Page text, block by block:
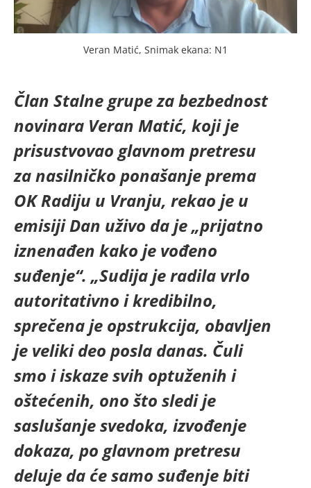
Veran Matić, Snimak ekana: N1
Član Stalne grupe za bezbednost
novinara Veran Matić, koji je
prisustvovao glavnom pretresu
za nasilničko ponašanje prema
OK Radiju u Vranju, rekao je u
emisiji Dan uživo da je „prijatno
iznenađen kako je vođeno
suđenje“. „Sudija je radila vrlo
autoritativno i kredibilno,
sprečena je opstrukcija, obavljen
je veliki deo posla danas. Čuli
smo i iskaze svih optuženih i
oštećenih, ono što sledi je
saslušanje svedoka, izvođenje
dokaza, po glavnom pretresu
deluje da će samo suđenje biti